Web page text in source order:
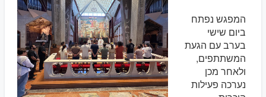
המפגש נפתח
ביום שישי
בערב עם הגעת
המשתתפים,
ולאחר מכן
נערכה פעילות